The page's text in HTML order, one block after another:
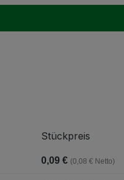
Stückpreis
0,09 € (0,08 € Netto)